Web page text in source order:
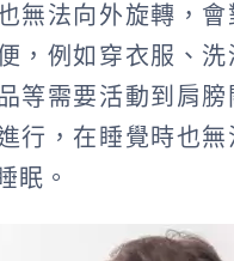
無法向外旋轉，
，例如穿衣服、
等需要活動到肩
行，在睡覺時也
眠。